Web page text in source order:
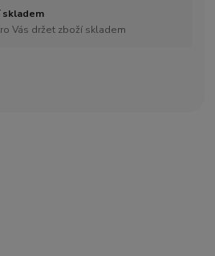
skladem
Vás držet zboží skladem